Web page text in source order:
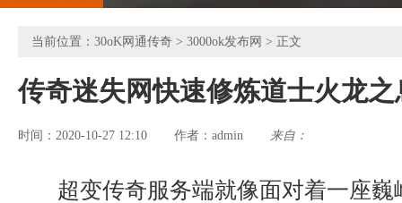
当前位置： 30oK网通传奇 > 3000ok发布网 > 正文
传奇迷失网快速修炼道士火龙之
时间：2020-10-27 12:10 作者： admin 来自：
超变传奇服务端就像面对着一座